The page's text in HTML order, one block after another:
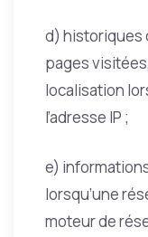
d) historiques
pages
localisation
l’adresse IP ;
e)
lorsqu’une
moteur de